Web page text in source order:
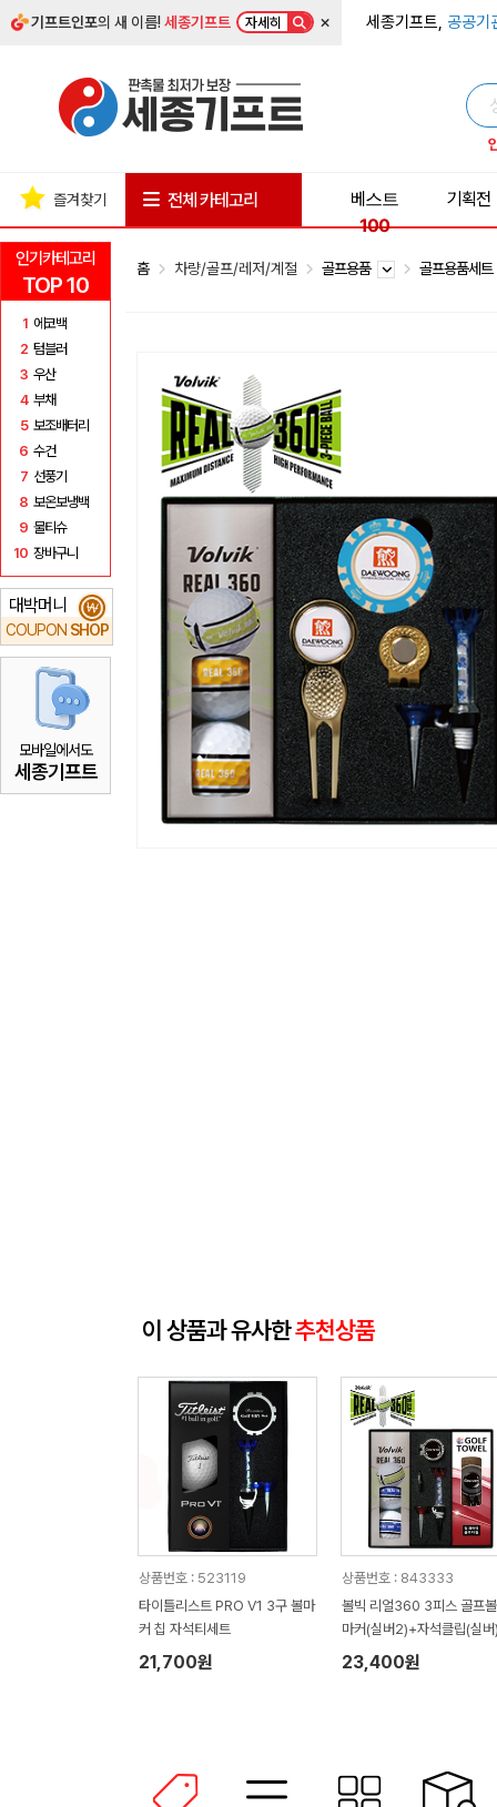
기프트인포의 새 이름!세종기프트 자세히 × 세종기프트, 공공기
인기카테고리
TOP 10
1 에코백
2 텀블러
3 우산
4 부채
5 보조배터리
6 수건
7 선풍기
8 보온보냉백
9 물티슈
10 장바구니
대박머니
COUPON SHOP
₩
모바일에서도
세종기프트
즐겨찾기 전체 카테고리
베스트
100
기획전
홈 차량/골프/레저/계절 골프용품 골프용품세
이 상품과 유사한추천상품
상품번호 : 523119
타이틀리스트 PRO V1 3구 볼마
커 칩 자석티세트
21,700원
상품번호 : 843333
볼빅 리얼360 3피스 골프
마커(실버2)+자석클립(실버
+자석티(2)+골프타월 세트
23,400원